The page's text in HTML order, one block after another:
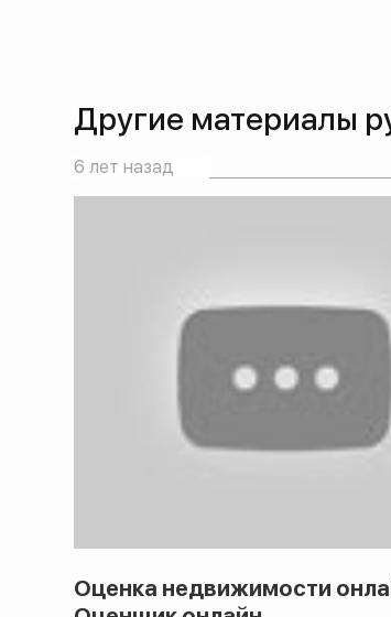
Другие материалы
6 лет назад
Оценка недвижимости